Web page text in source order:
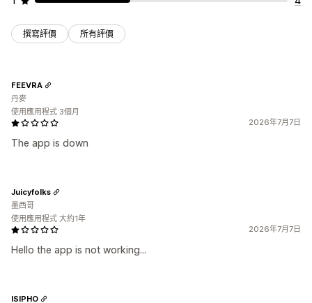
撰寫評價 所有評價
2026年7月7日
The app is down
FEEVRA
丹麥
使用應用程式 3個月
2026年7月7日
Hello the app is not working...
Juicyfolks
墨西哥
使用應用程式 大約1年
ISIPHO